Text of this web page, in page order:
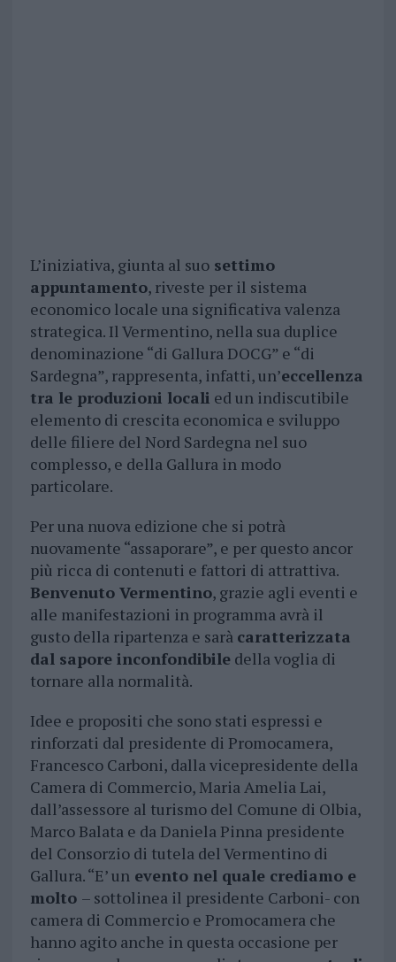
L’iniziativa, giunta al suosettimo
appuntamento, riveste per il sistema
economico locale una significativa valenza
strategica. Il Vermentino, nella sua duplice
denominazione “di Gallura DOCG” e “di
Sardegna”, rappresenta, infatti, un’eccellenza
tra le produzioni locali ed un indiscutibile
elemento di crescita economica e sviluppo
delle filiere del Nord Sardegna nel suo
complesso, e della Gallura in modo
particolare.
Per una nuova edizione che si potrà
nuovamente “assaporare”, e per questo ancor
più ricca di contenuti e fattori di attrattiva.
Benvenuto Vermentino, grazie agli eventi e
alle manifestazioni in programma avrà il
gusto della ripartenza e sarà caratterizzata
dal sapore inconfondibiledella voglia di
tornare alla normalità.
Idee e propositi che sono stati espressi e
rinforzati dal presidente di Promocamera,
Francesco Carboni, dalla vicepresidente della
Camera di Commercio, Maria Amelia Lai,
dall’assessore al turismo del Comune di Olbia,
Marco Balata e da Daniela Pinna presidente
del Consorzio di tutela del Vermentino di
Gallura. “E’ unevento nel quale crediamo e
molto – sottolinea il presidente Carboni- con
camera di Commercio e Promocamera che
hanno agito anche in questa occasione per